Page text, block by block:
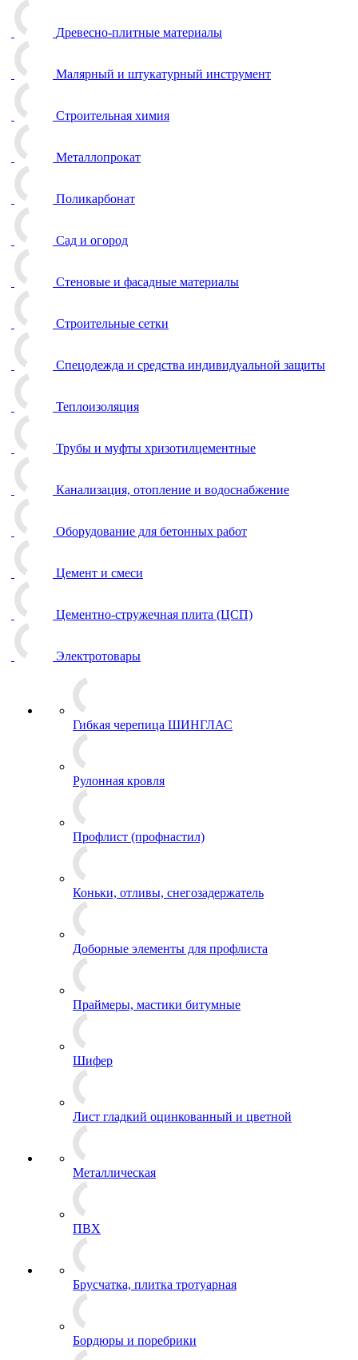
Древесно-плитные материалы
Малярный и штукатурный инструмент
Строительная химия
Металлопрокат
Поликарбонат
Сад и огород
Стеновые и фасадные материалы
Строительные сетки
Спецодежда и средства индивидуальной защиты
Теплоизоляция
Трубы и муфты хризотилцементные
Канализация, отопление и водоснабжение
Оборудование для бетонных работ
Цемент и смеси
Цементно-стружечная плита (ЦСП)
Электротовары
Гибкая черепица ШИНГЛАС
Рулонная кровля
Профлист (профнастил)
Коньки, отливы, снегозадержатель
Доборные элементы для профлиста
Праймеры, мастики битумные
Шифер
Лист гладкий оцинкованный и цветной
Металлическая
ПВХ
Брусчатка, плитка тротуарная
Бордюры и поребрики